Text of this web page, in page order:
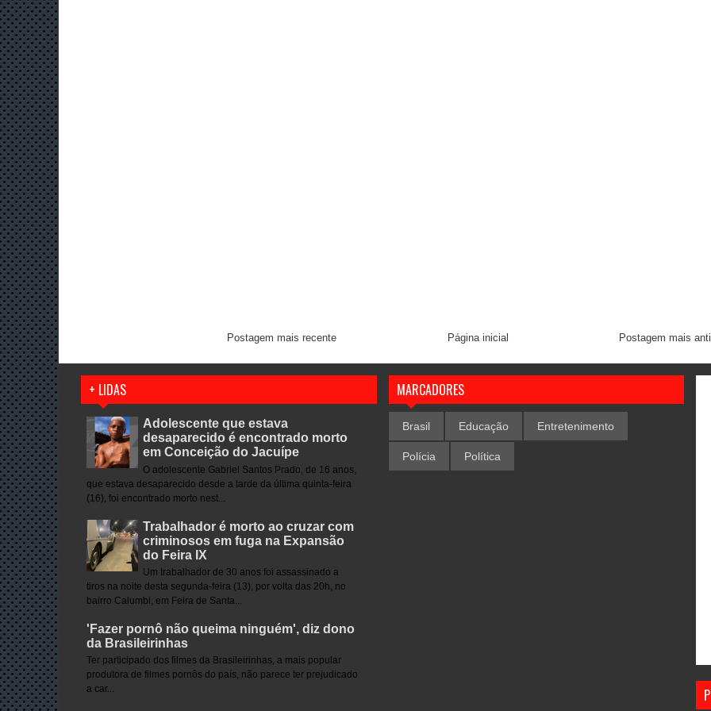
Postagem mais recente Postagem mais
Página inicial
+ LIDAS
Adolescente que estava
desaparecido é encontrado morto
em Conceição do Jacuípe
O adolescente Gabriel Santos Prado, de 16 anos,
que estava desaparecido desde a tarde da última quinta-feira
(16), foi encontrado morto nest...
Trabalhador é morto ao cruzar com
criminosos em fuga na Expansão
do Feira IX
Um trabalhador de 30 anos foi assassinado a
tiros na noite desta segunda-feira (13), por volta das 20h, no
bairro Calumbi, em Feira de Santa...
'Fazer pornô não queima ninguém', diz dono
da Brasileirinhas
Ter participado dos filmes da Brasileirinhas, a mais popular
produtora de filmes pornôs do país, não parece ter prejudicado
a car...
MARCADORES
Brasil Educação Entretenimento
Polícia Política